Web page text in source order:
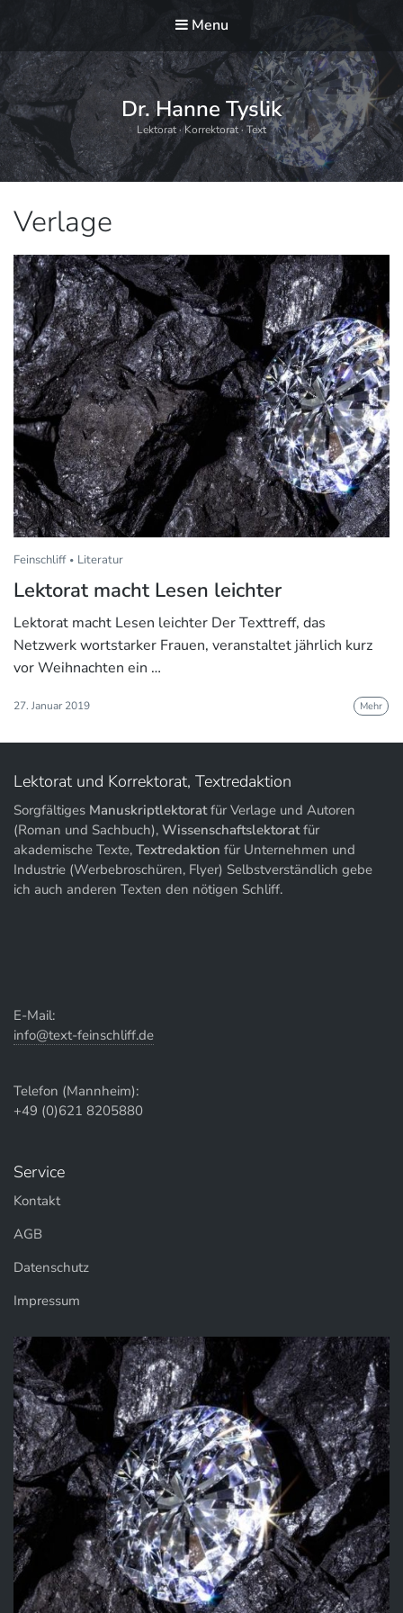
Menu
Dr. Hanne Tyslik
Lektorat · Korrektorat · Text
Schlagwort:
Verlage
Feinschliff Literatur
Lektorat macht Lesen leichter
Lektorat macht Lesen leichter Der Texttreff, das
Netzwerk wortstarker Frauen, veranstaltet jährlich kurz
vor Weihnachten ein …
27. Januar 2019 Mehr
Lektorat und Korrektorat, Textredaktion
Sorgfältiges Manuskriptlektoratfür Verlage und Autoren
(Roman und Sachbuch), Wissenschaftslektoratfür
akademische Texte, Textredaktion für Unternehmen und
Industrie (Werbebroschüren, Flyer) Selbstverständlich gebe
ich auch anderen Texten den nötigen Schliff.
E-Mail:
info@text-feinschliff.de
Telefon (Mannheim):
+49 (0)621 8205880
Service
Kontakt
AGB
Datenschutz
Impressum